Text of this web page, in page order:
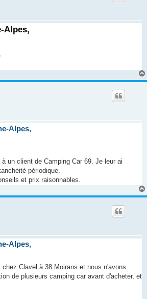
Alpes,
Alpes,
un client de Camping Car 69. Je leur ai
périodique.
et prix raisonnables.
Alpes,
chez Clavel à 38 Moirans et nous n'avons
de plusieurs camping car avant d'acheter, et